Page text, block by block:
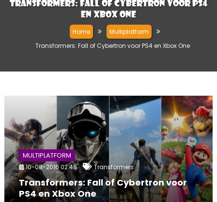
Transformers: Fall of Cybertron voor PS4
en Xbox One
Home
Multiplatform
Transformers: Fall of Cybertron voor PS4 en Xbox One
MULTIPLATFORM
10-08-2016 02:48 Transformers
Transformers: Fall of Cybertron voor
PS4 en Xbox One